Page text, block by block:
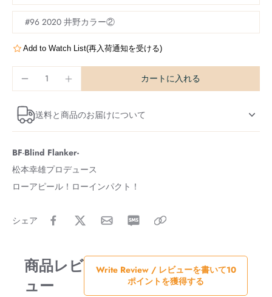
#96 2020 井野カラー②
Add to Watch List(再入荷通知を受ける)
カートに入れる
送料と商品のお届けについて
BF-Blind Flanker-
松本幸雄プロデュース
ローアピール！ローインパクト！
シェア
商品レビ
ュー
Write Review / レビューを書いて10
ポイントを獲得する